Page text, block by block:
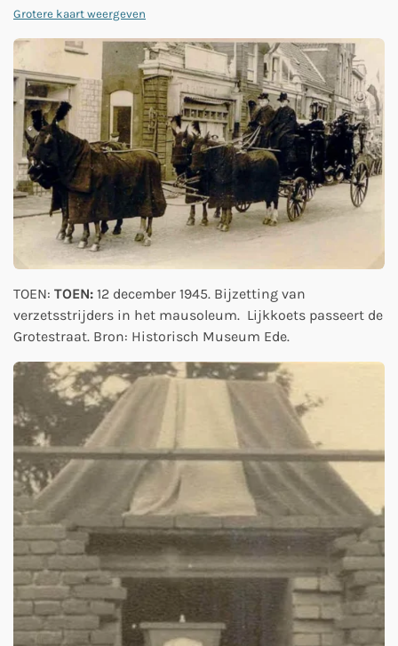
Grotere kaart weergeven
TOEN: TOEN: 12 december 1945. Bijzetting van
verzetsstrijders in het mausoleum. Lijkkoets passeert de
Grotestraat. Bron: Historisch Museum Ede.